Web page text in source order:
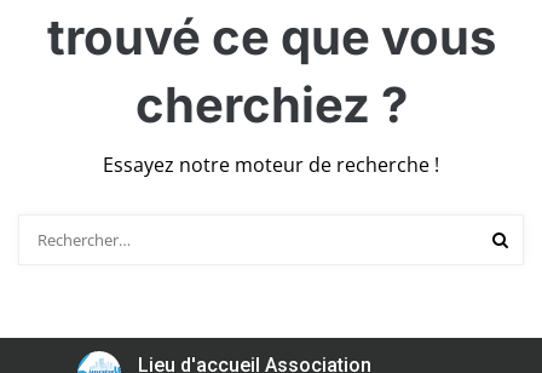
trouvé ce que vous
cherchiez ?
Essayez notre moteur de recherche !